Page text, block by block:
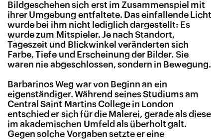
Bildgeschehen sich erst im Zusammenspiel mit
ihrer Umgebung entfaltete. Das einfallende Licht
wurde bei ihm nicht lediglich dargestellt: Es
wurde zum Mitspieler. Je nach Standort,
Tageszeit und Blickwinkel veränderten sich
Farbe, Tiefe und Erscheinung der Bilder. Sie
waren nie abgeschlossen, sondern in Bewegung.
Barbarinos Weg war von Beginn an ein
eigenständiger. Während seines Studiums am
Central Saint Martins College in London
entschied er sich für die Malerei, gerade als diese
im akademischen Umfeld als überholt galt.
Gegen solche Vorgaben setzte er eine